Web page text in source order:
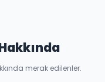
merak edilenler.